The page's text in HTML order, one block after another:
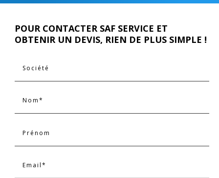
POUR CONTACTER SAF SERVICE ET
OBTENIR UN DEVIS, RIEN DE PLUS SIMPLE !